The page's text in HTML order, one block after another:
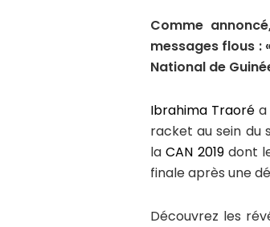
Comme
messages flous :
National de
Ibrahima Traoré a
racket au sein du
laCAN 2019dont
finale après une
Découvrez les